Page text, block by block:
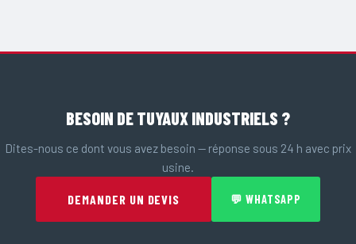
BESOIN DE TUYAUX INDUSTRIELS ?
Dites-nous ce dont vous avez besoin — réponse sous 24 h avec prix
usine.
DEMANDER UN DEVIS 💬 WHATSAPP